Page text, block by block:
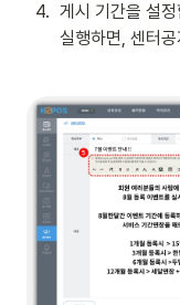
4. 게시 기간을 설
실행하면, 센터